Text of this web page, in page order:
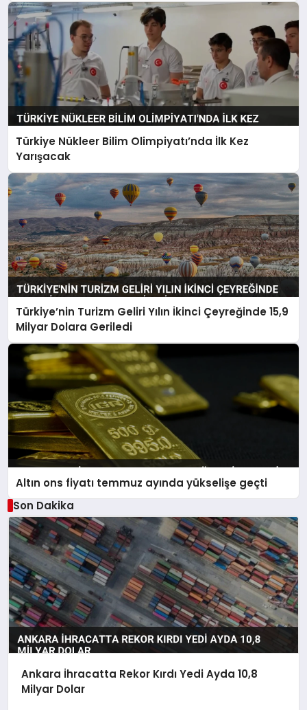
Türkiye Nükleer Bilim Olimpiyatı’nda İlk Kez
Yarışacak
Türkiye’nin Turizm Geliri Yılın İkinci Çeyreğinde 15,9
Milyar Dolara Geriledi
Altın ons fiyatı temmuz ayında yükselişe geçti
Son Dakika
Ankara İhracatta Rekor Kırdı Yedi Ayda 10,8
Milyar Dolar